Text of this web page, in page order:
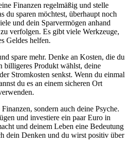
Finanzen regelmäßig und stelle
du sparen möchtest, überhaupt noch
und dein Sparvermögen anhand
verfolgen. Es gibt viele Werkzeuge,
Geldes helfen.
spare mehr. Denke an Kosten, die du
billigeres Produkt wählst, deine
Stromkosten senkst. Wenn du einmal
du es an einem sicheren Ort
sondern auch deine Psyche.
und investiere ein paar Euro in
und deinem Leben eine Bedeutung
dein Denken und du wirst positiv über